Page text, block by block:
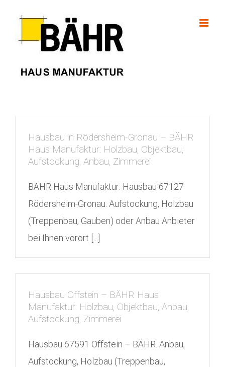
content
Hausbau in Rödersheim-Gronau – BÄHR
Haus Manufaktur: Holzbau, Objektbau,
Aufstockung, Anbau, Zimmerei
BÄHR Haus Manufaktur: Hausbau 67127
Rödersheim-Gronau. Aufstockung, Holzbau
(Treppenbau, Gauben) oder Anbau Anbieter
bei Ihnen vorort [...]
Hausbau Offstein – BÄHR Haus
Manufaktur: Holzbau, Objektbau, Anbau,
Aufstockung, Zimmerei
Hausbau 67591 Offstein – BÄHR. Anbau,
Aufstockung, Holzbau (Treppenbau,